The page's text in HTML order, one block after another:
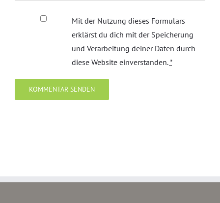
Mit der Nutzung dieses Formulars
erklärst du dich mit der Speicherung
und Verarbeitung deiner Daten durch
diese Website einverstanden.*